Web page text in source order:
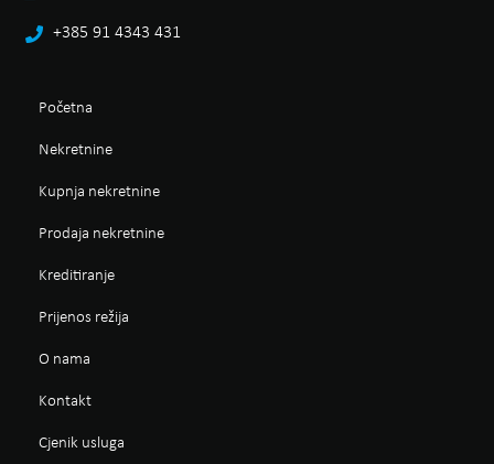
+385 91 4343 431
Početna
Nekretnine
Kupnja nekretnine
Prodaja nekretnine
Kreditiranje
Prijenos režija
O nama
Kontakt
Cjenik usluga